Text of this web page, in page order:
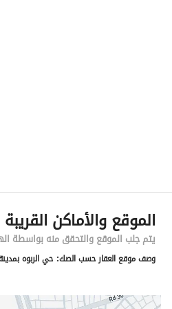
رقم المبنى
4555
الرقم الاضافي
8415
خط العرض
الموقع والأماكن القريبة
يتم جلب الموقع والتحقق منه بواسطة
وصف موقع العقار حسب الصك: حي الربوه